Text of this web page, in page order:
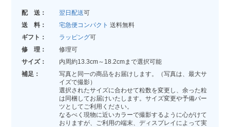
配 送： 翌日配送可
送 料：
宅急便コンパクト 送料無料
ギフト：
ラッピング可
修 理：
修理可
サイズ：
内周約13.3cm～18.2cmまで選択可能
補足：
写真と同一の商品をお届けします。（写真は、最大サ
イズで撮影）
選択されたサイズに合わせて粒数を変更し、余った粒
は同梱してお届けいたします。サイズ変更や予備パー
ツとしてご利用ください。
なるべく現物に近いカラーで撮影するように心がけて
おりますが、ご利用の端末、ディスプレイによって実